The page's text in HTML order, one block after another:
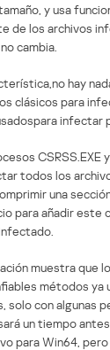
y usa
de los archivos
cambia.
hay
clásicos para
infectar
CSRSS.EXE
todos los
una
para añadir este
muestra que
métodos
solo con algunas
un tiempo
para Win64,